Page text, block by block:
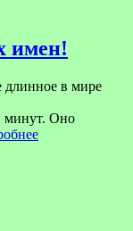
имен!
в мире
минут. Оно